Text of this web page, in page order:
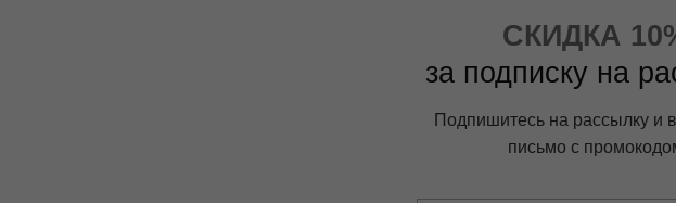
СКИДКА
за подписку на
Подпишитесь на рассылку и
письмо с